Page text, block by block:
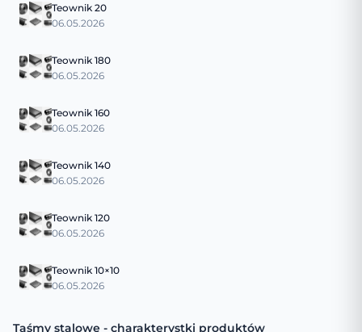
Teownik 20
06.05.2026
Teownik 180
06.05.2026
Teownik 160
06.05.2026
Teownik 140
06.05.2026
Teownik 120
06.05.2026
Teownik 10×10
06.05.2026
Taśmy stalowe - charakterystki produktów